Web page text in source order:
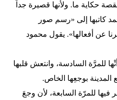
حكاية ما. ولأنها قصيرة جداً
كاتبها إلى «رسم صور
عن أفعالها». يقول محمود
للمرَّة السادسة، وانتعش قلبها
بوجعِها الخاص.
للمرّة السابعة، لأن وجعَ